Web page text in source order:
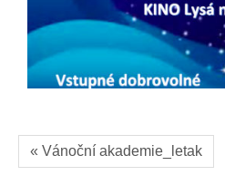
« Vánoční akademie_letak